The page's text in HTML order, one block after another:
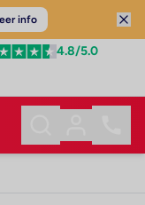
info
4.8/5.0